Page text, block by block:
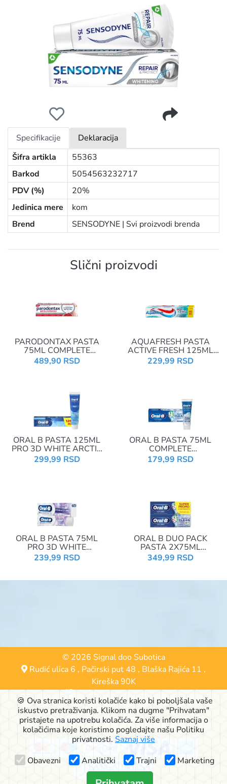
Specifikacije
Deklaracija
Šifra artikla
55363
Barkod
5054563232717
PDV (%)
20%
Jedinica mere
kom
Brend
SENSODYNE | Svi proizvodi brenda
Slični proizvodi
PARODONTAX PASTA
75ML COMPLETE
PROTECTION
489,90 RSD
AQUAFRESH PASTA
ACTIVE FRESH 125ML
MENTHOL
229,99 RSD
ORAL B PASTA 125ML
PRO 3D WHITE ARCTIC
FRESH
299,99 RSD
ORAL B PASTA 75ML
COMPLETE
PROTECT&CLEAN
179,99 RSD
ORAL B PASTA 75ML
PRO 3D WHITE
ADVANCED LUXE
PERFECTION
239,99 RSD
ORAL B DUO PACK
PASTA 2X75ML
COMPLETE
PROTECT&CLEAN
349,99 RSD
© 2026 Signal doo Subotica
Rudić ulica 6 , Pačirski put 48 , Blaška Rajića 11 ,
Kireška 90K
24000 Subotica, Srbija
063-553-574
online@signalshop.rs
🍪 Ova stranica koristi kolačiće kako bi poboljšala vaše
iskustvo pretraživanja. Klikom na dugme "Prihvatam"
pristajete na upotrebu kolačića. Za više informacija o
kolačićima koje koristimo pogledajte našu Politiku
privatnosti. Saznaj više
Obavezni
Analitički Trajni Marketing